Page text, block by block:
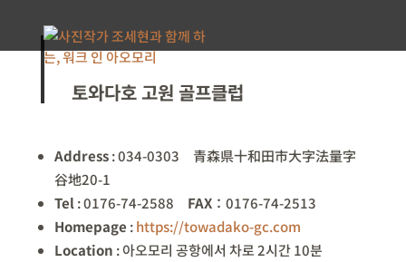
토와다호 고원 골프클럽
Address:034-0303 青森県十和田市大字法量字
谷地20-1
Tel :0176-74-2588 FAX：0176-74-2513
Homepage :https://towadako-gc.com
Location :아오모리 공항에서 차로 2시간 10분